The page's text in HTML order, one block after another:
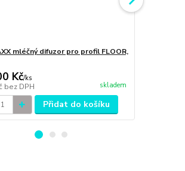
mléčný difuzor pro profil FLOOR,
Kč/ks
bez DPH skladem
Přidat do košíku